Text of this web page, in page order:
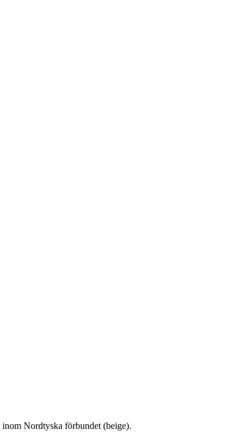
inom Nordtyska förbundet (beige).